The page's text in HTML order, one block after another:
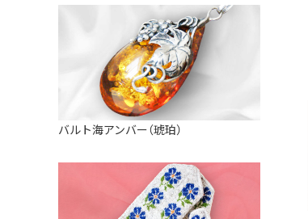
カードスタンド
マグネット
すべて見る
バルト海アンバー（琥珀）